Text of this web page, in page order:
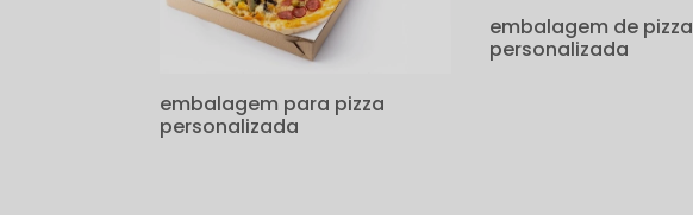
embalagem para pizza
personalizada
embalagem de pizza
personalizada